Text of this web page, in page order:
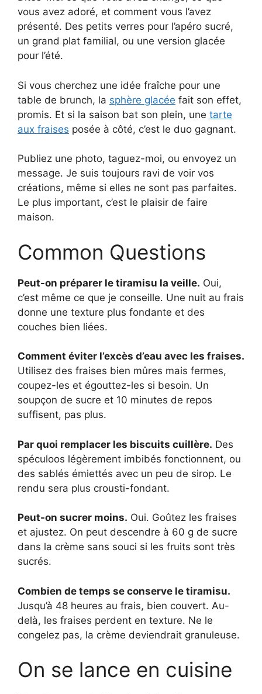
vous avez adoré, et comment vous l’avez
présenté. Des petits verres pour l’apéro sucré,
un grand plat familial, ou une version glacée
pour l’été.
Si vous cherchez une idée fraîche pour une
table de brunch, la sphère glacée fait son effet,
promis. Et si la saison bat son plein, une tarte
aux fraises posée à côté, c’est le duo gagnant.
Publiez une photo, taguez-moi, ou envoyez un
message. Je suis toujours ravi de voir vos
créations, même si elles ne sont pas parfaites.
Le plus important, c’est le plaisir de faire
maison.
Common Questions
Peut-on préparer le tiramisu la veille. Oui,
c’est même ce que je conseille. Une nuit au frais
donne une texture plus fondante et des
couches bien liées.
Comment éviter l’excès d’eau avec les fraises.
Utilisez des fraises bien mûres mais fermes,
coupez-les et égouttez-les si besoin. Un
soupçon de sucre et 10 minutes de repos
suffisent, pas plus.
Par quoi remplacer les biscuits cuillère. Des
spéculoos légèrement imbibés fonctionnent, ou
des sablés émiettés avec un peu de sirop. Le
rendu sera plus crousti-fondant.
Peut-on sucrer moins. Oui. Goûtez les fraises
et ajustez. On peut descendre à 60 g de sucre
dans la crème sans souci si les fruits sont très
sucrés.
Combien de temps se conserve le tiramisu.
Jusqu’à 48 heures au frais, bien couvert. Au-
delà, les fraises perdent en texture. Ne le
congelez pas, la crème deviendrait granuleuse.
On se lance en cuisine